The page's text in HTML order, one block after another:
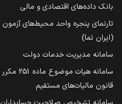
بانک داده‌های اقتصادی و مالی
تارنمای پنجره واحد محیط‌های آزمون
(ایران تما)
سامانه مدیریت خدمات دولت
سامانه هیات موضوع ماده 251 مکرر
قانون مالیات‌های مستقیم